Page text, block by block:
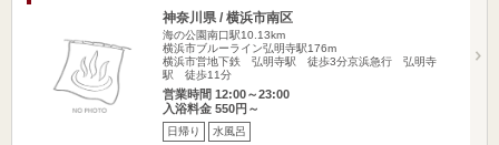
神奈川県 / 横浜市南区
海の公園南口駅10.13km
横浜市ブルーライン弘明寺駅176m
横浜市営地下鉄 弘明寺駅 徒歩3分京浜急行 弘明寺
駅 徒歩11分
営業時間 12:00～23:00
入浴料金 550円～
日帰り 水風呂